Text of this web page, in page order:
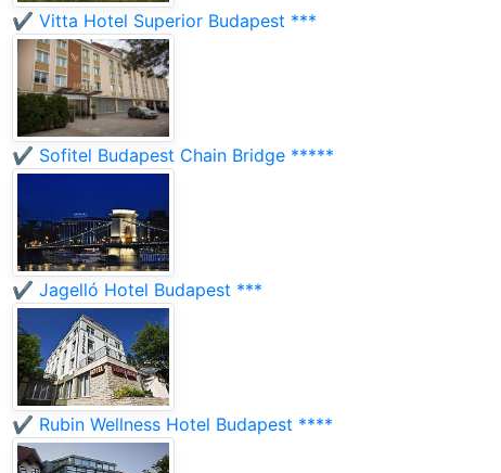
✔️ Vitta Hotel Superior Budapest ***
✔️ Sofitel Budapest Chain Bridge *****
✔️ Jagelló Hotel Budapest ***
✔️ Rubin Wellness Hotel Budapest ****